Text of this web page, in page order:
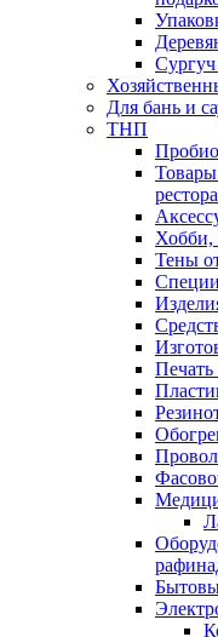
Сургуч
Для бань и
ТНП
Хобби,
Тены
Печать